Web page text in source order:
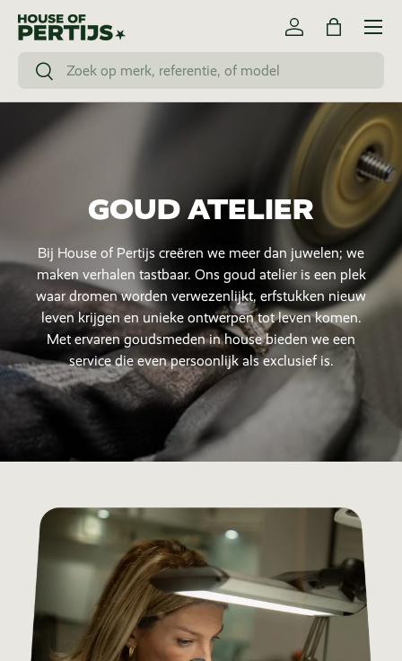
Ga naar inhoud
Zoeken
Zoeken
Inloggen
Tas
Menu
GOUD ATELIER
Bij House of Pertijs creëren we meer dan juwelen; we
maken verhalen tastbaar. Ons goud atelier is een plek
waar dromen worden verwezenlijkt, erfstukken nieuw
leven krijgen en unieke ontwerpen tot leven komen.
Met ervaren goudsmeden in house bieden we een
service die even persoonlijk als exclusief is.